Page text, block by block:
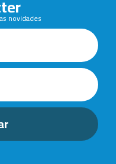
novidades